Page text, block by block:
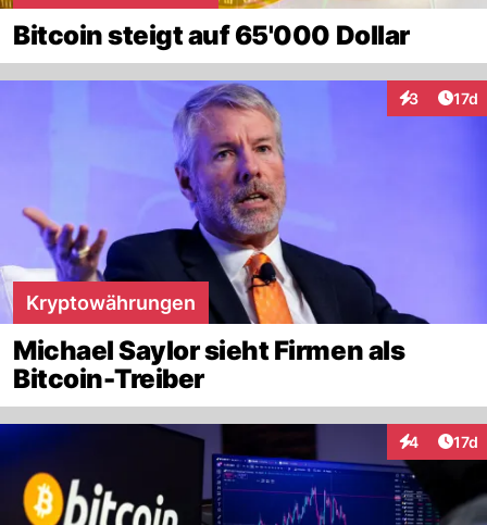
Bitcoin steigt auf 65'000 Dollar
3 17d
Kryptowährungen
Michael Saylor sieht Firmen als
Bitcoin-Treiber
4 17d